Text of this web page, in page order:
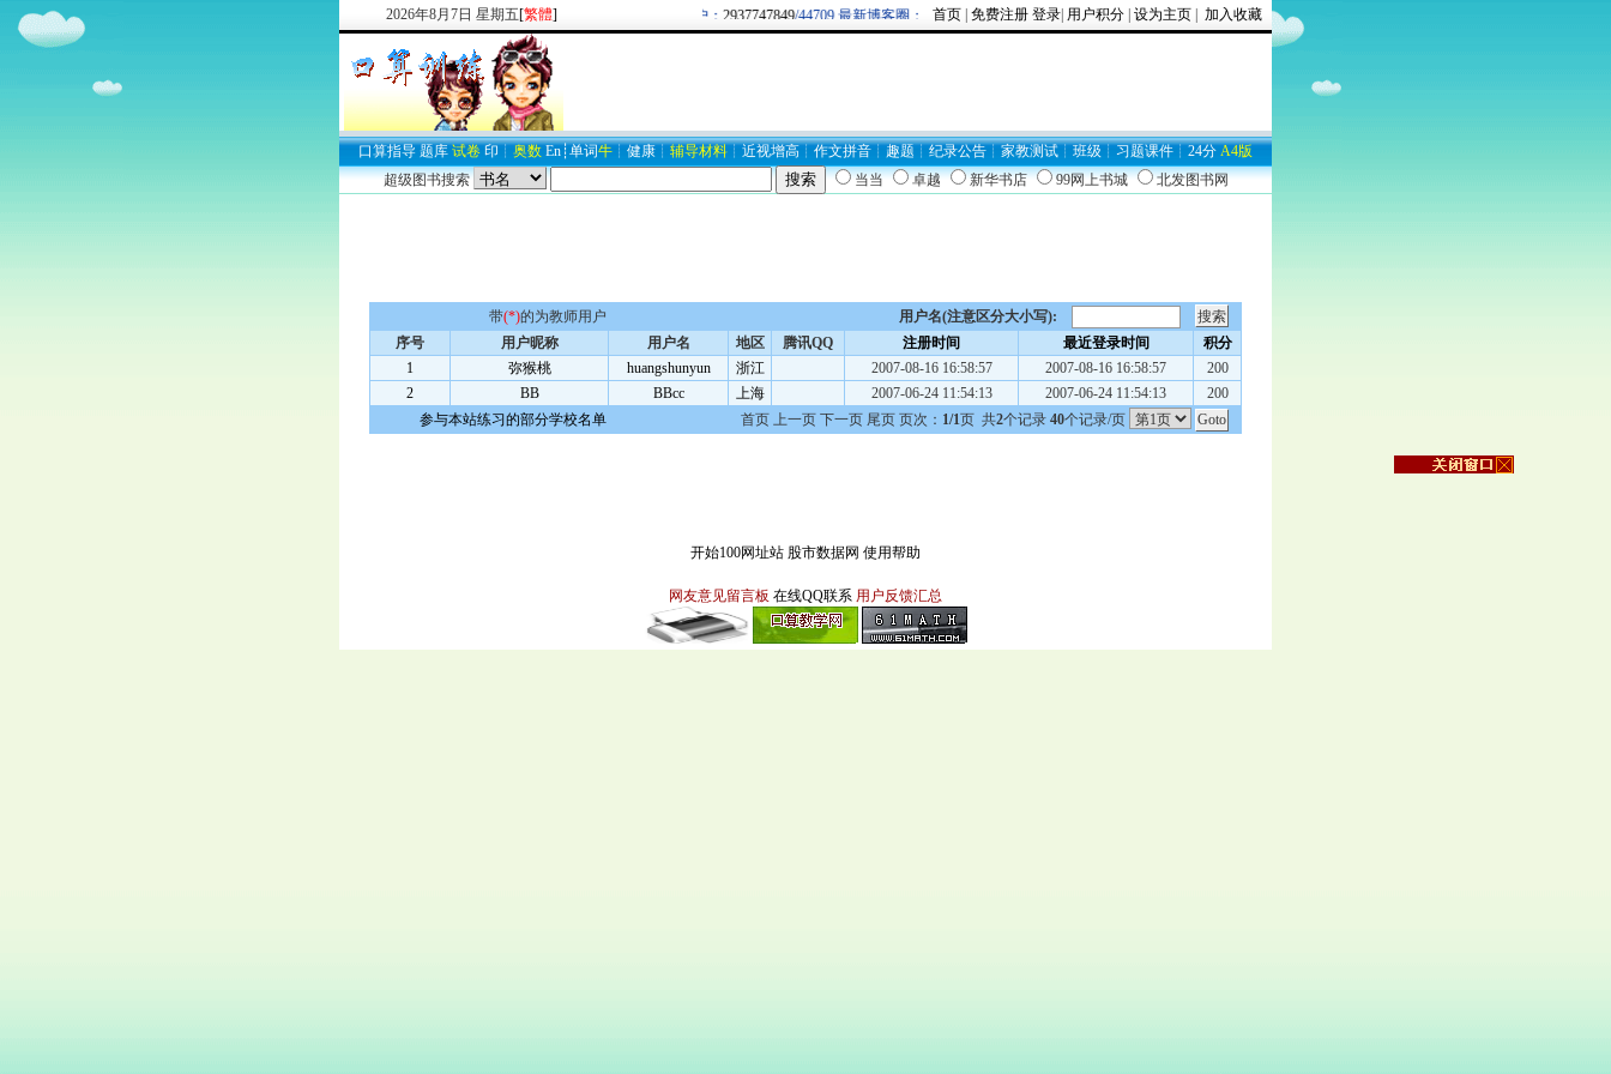
2026年8月 7日 星期五[繁體] 欢迎新注册用户：2937747849/44709 最新博客圈：牛逼/BLOG19403
首页 免费注册 登录 用户积分 设为主页 加入收藏
口算指导 题库 试卷 印 ┊ 奥数 En ┊ 单词牛 ┊ 健康 ┊ 辅导材料 ┊ 近视增高 ┊ 作文拼音 ┊ 趣题 ┊ 纪录公告 ┊ 家教测试 ┊ 班级 ┊ 习题课件 ┊ 24分 A4版
超级图书搜索
当当 卓越 新华书店 99网上书城 北发图书网
带(*)的为教师用户
用户名(注意区分大小写):
序号
用户昵称 用户名 地区 腾讯QQ 注册时间 最近登录时间
积分
1
弥猴桃 huangshunyun 浙江 2007-08-16 16:58:57 2007-08-16 16:58:57
200
2
BB BBcc 上海 2007-06-24 11:54:13 2007-06-24 11:54:13
200
参与本站练习的部分学校名单
首页 上一页 下一页 尾页 页次： 1/1页 共2个记录 40个记录/页
开始100网址站 股市数据网 使用帮助
网友意见留言板 在线QQ联系 用户反馈汇总